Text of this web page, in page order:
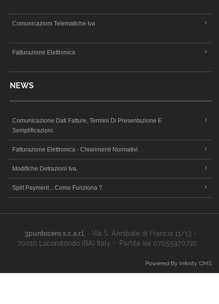
Comunicazioni Telematiche Iva
Fatturazione Elettronica
NEWS
Comunicazione Dati Fatture, Termini Di Presentazione E
Semplificazioni.
Fatturazione Elettronica - Chiarimenti Normativi
Modifiche Detrazioni Iva.
Split Payment... Come Funziona ?
3puntozero s.c.a.r.l. - Via S. Annibale di Francia 11/13 -
70010 Locorotondo (BA) Italy - Partita iva 07055970722 ·
Powered By Infinity CMS